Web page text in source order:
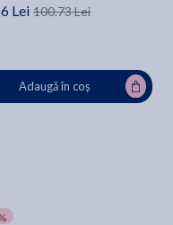
Lei 100.73 Lei
Adaugă în coș